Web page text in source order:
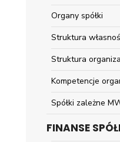
Organy spółki
Struktura
Struktura
Kompetencje
Spółki zależne
FINANSE